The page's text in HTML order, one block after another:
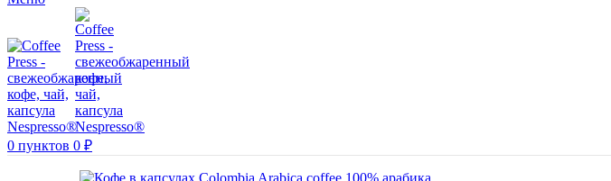
0 пунктов 0 ₽